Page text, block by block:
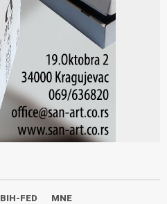
BIH-FED MNE